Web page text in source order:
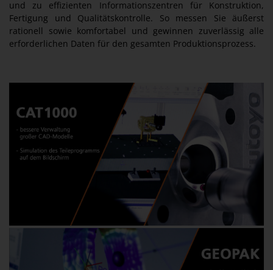
und zu effizienten Informationszentren für Konstruktion,
Fertigung und Qualitätskontrolle. So messen Sie äußerst
rationell sowie komfortabel und gewinnen zuverlässig alle
erforderlichen Daten für den gesamten Produktionsprozess.